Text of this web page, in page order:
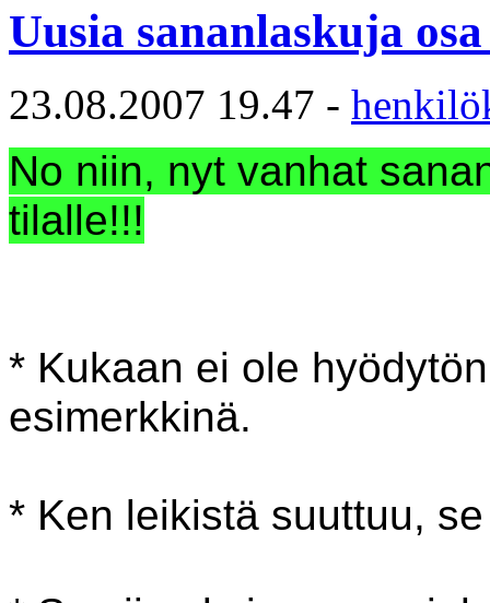
Uusia sananlaskuja
23.08.2007 19.47 -
No niin, nyt vanhat
tilalle!!!
* Kukaan ei ole
esimerkkinä.
* Ken leikistä suuttuu,